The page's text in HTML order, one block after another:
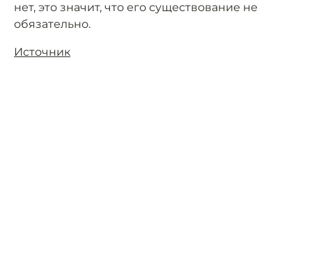
нет, это значит, что его существование не
обязательно.
Источник